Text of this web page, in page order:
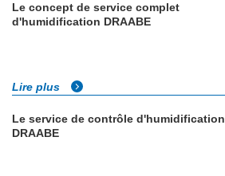
Le concept de service complet
d'humidification DRAABE
Lire plus
Le service de contrôle d'humidification
DRAABE